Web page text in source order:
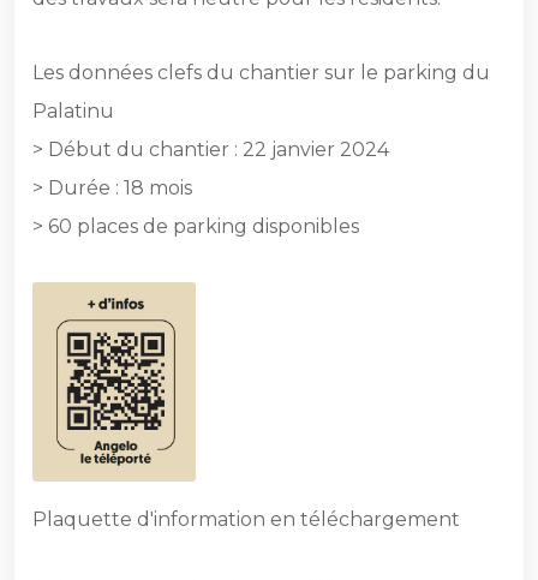
Les données clefs du chantier sur le parking du
Palatinu
> Début du chantier : 22 janvier 2024
> Durée : 18 mois
> 60 places de parking disponibles
Plaquette d'information en téléchargement